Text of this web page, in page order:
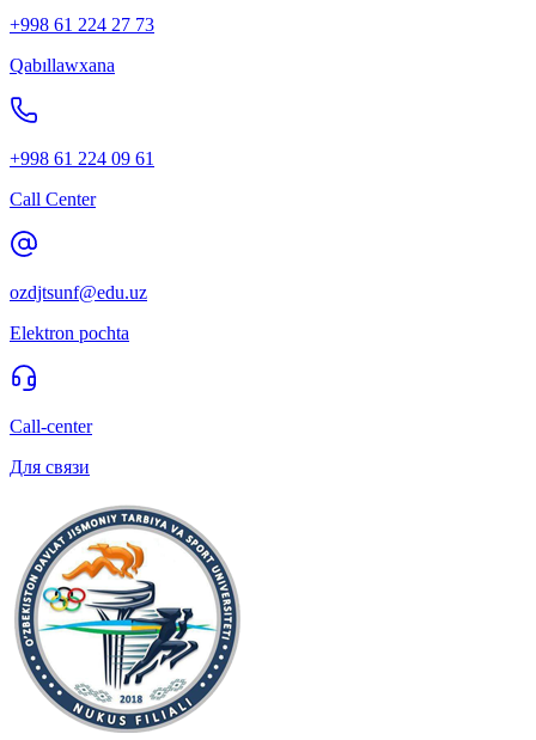
+998 61 224 27 73
Qabıllawxana
+998 61 224 09 61
Call Center
ozdjtsunf@edu.uz
Elektron pochta
Call-center
Для связи